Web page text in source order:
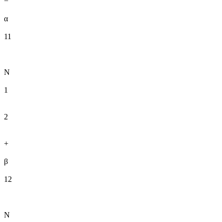
α
11
N
1
2
+
β
12
N